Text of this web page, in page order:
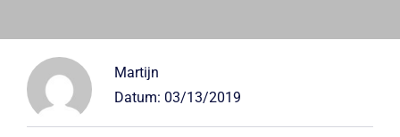
Martijn
Datum: 03/13/2019